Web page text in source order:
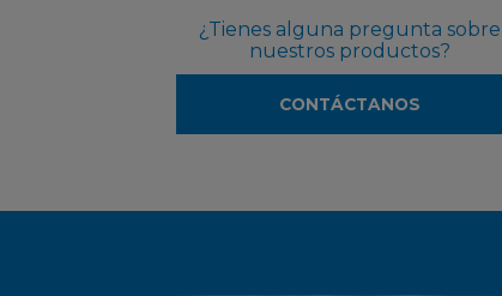
¿Tienes alguna pregunta sobre
nuestros productos?
CONTÁCTANOS